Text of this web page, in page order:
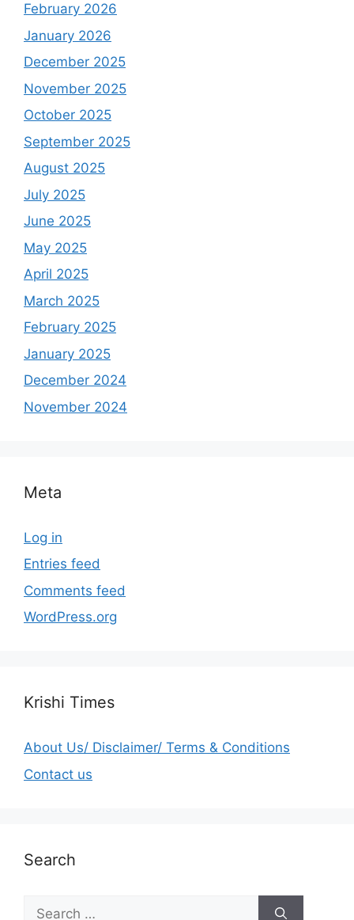
February 2026
January 2026
December 2025
November 2025
October 2025
September 2025
August 2025
July 2025
June 2025
May 2025
April 2025
March 2025
February 2025
January 2025
December 2024
November 2024
Meta
Log in
Entries feed
Comments feed
WordPress.org
Krishi Times
About Us/ Disclaimer/ Terms & Conditions
Contact us
Search